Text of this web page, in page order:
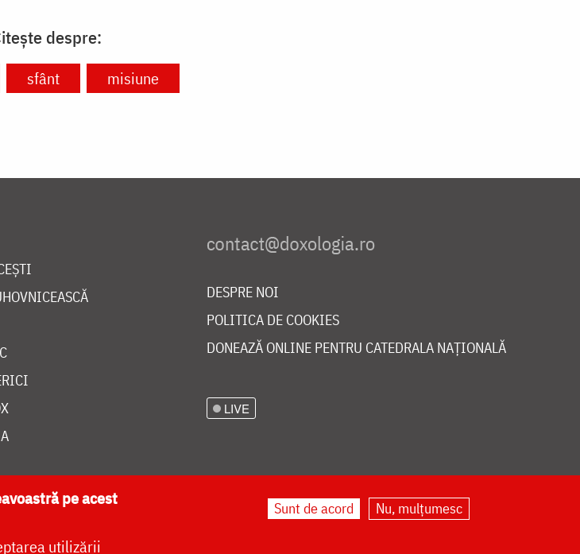
despre:
sfânt misiune
DESPRE NOI
POLITICA DE COOKIES
DONEAZĂ ONLINE PENTRU CATEDRALA NAȚIONALĂ
LIVE
pe acest
utilizării
Sunt de acord Nu, mulțumesc